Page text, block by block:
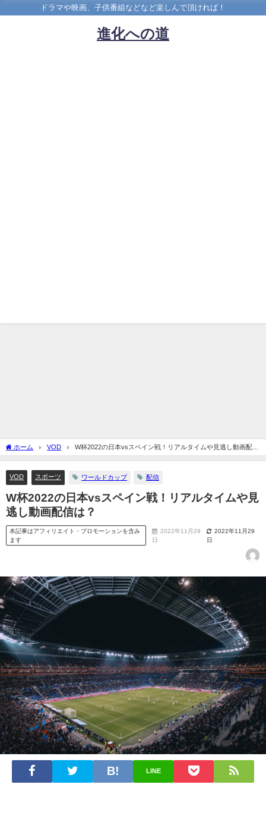
ドラマや映画、子供番組などなど楽しんで頂ければ！
進化への道
ホーム VOD
W杯2022の日本vsスペイン戦！リアルタイムや見逃し動画配信
は？
VOD スポーツ ワールドカップ 配信
W杯2022の日本vsスペイン戦！リアルタイムや見
逃し動画配信は？
本記事はアフィリエイト・プロモーションを含み
ます
2022年11月29
日
2022年11月29
日
LINE